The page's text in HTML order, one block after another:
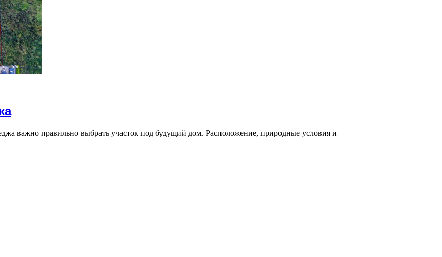
важно правильно выбрать участок под будущий дом. Расположение, природные условия и